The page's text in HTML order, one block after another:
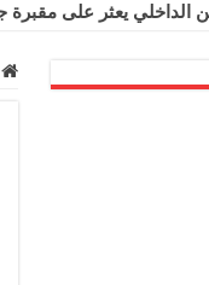
الداخلي يعثر على مقبرة
مرسوم بإعفاء مستهلكي